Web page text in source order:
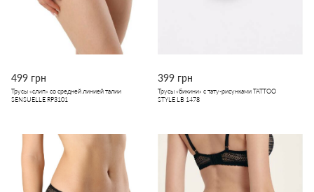
499 грн
Трусы «слип» со средней линией талии
SENSUELLE RP3101
399 грн
Трусы «бикини» с тату-рисунками TATTOO
STYLE LB 1478